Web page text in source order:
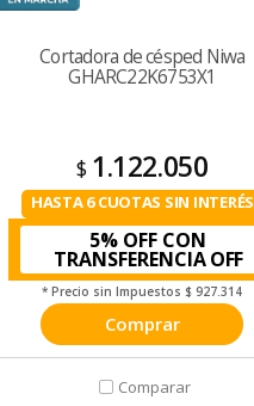
Cortadora de césped Niwa
GHARC22K6753X1
$ 1.122.050
HASTA 6 CUOTAS SIN INTERÉS
5% OFF CON
TRANSFERENCIA
* Precio sin Impuestos $ 927.314
Comprar